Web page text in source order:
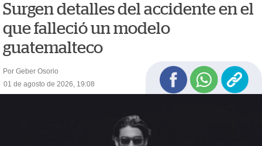
Surgen detalles del accidente en el
que falleció un modelo
guatemalteco
Por Geber Osorio
01 de agosto de 2026, 19:08